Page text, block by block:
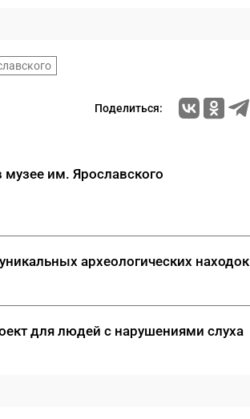
Поделиться:
им. Ярославского
археологических находок
для людей с нарушениями слуха